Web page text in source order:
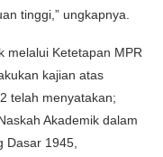
tinggi,” ungkapnya.
melalui Ketetapan MPR
kajian atas
telah menyatakan;
Akademik dalam
Dasar 1945,